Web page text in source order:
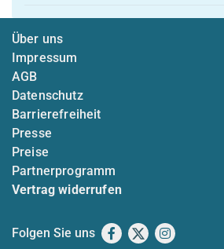
Über uns
Impressum
AGB
Datenschutz
Barrierefreiheit
Presse
Preise
Partnerprogramm
Vertrag widerrufen
Folgen Sie uns Facebook
X Instagram